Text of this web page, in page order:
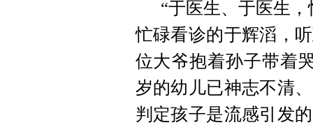
“于医生、于医生
忙碌看诊的于辉滔，
位大爷抱着孙子带着
岁的幼儿已神志不清
判定孩子是流感引发